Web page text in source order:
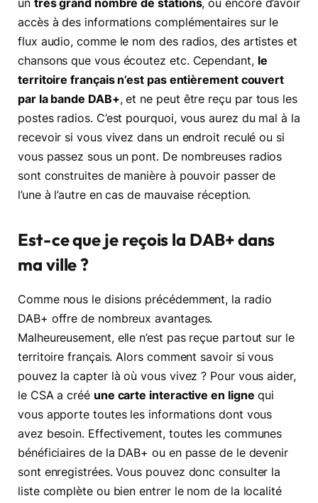
un très grand nombre de stations, ou encore d’avoir
accès à des informations complémentaires sur le
flux audio, comme le nom des radios, des artistes et
chansons que vous écoutez etc. Cependant, le
territoire français n’est pas entièrement couvert
par la bande DAB+, et ne peut être reçu par tous les
postes radios. C’est pourquoi, vous aurez du mal à la
recevoir si vous vivez dans un endroit reculé ou si
vous passez sous un pont. De nombreuses radios
sont construites de manière à pouvoir passer de
l’une à l’autre en cas de mauvaise réception.
Est-ce que je reçois la DAB+ dans
ma ville ?
Comme nous le disions précédemment, la radio
DAB+ offre de nombreux avantages.
Malheureusement, elle n’est pas reçue partout sur le
territoire français. Alors comment savoir si vous
pouvez la capter là où vous vivez ? Pour vous aider,
le CSA a créé une carte interactive en ligne qui
vous apporte toutes les informations dont vous
avez besoin. Effectivement, toutes les communes
bénéficiaires de la DAB+ ou en passe de le devenir
sont enregistrées. Vous pouvez donc consulter la
liste complète ou bien entrer le nom de la localité